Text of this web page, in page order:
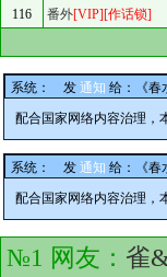
116
番外[VIP][作话锁]
系统： 发 通知 给： 《
配合国家网络内容治理，
系统： 发 通知 给： 《
配合国家网络内容治理，
№1 网友： 雀